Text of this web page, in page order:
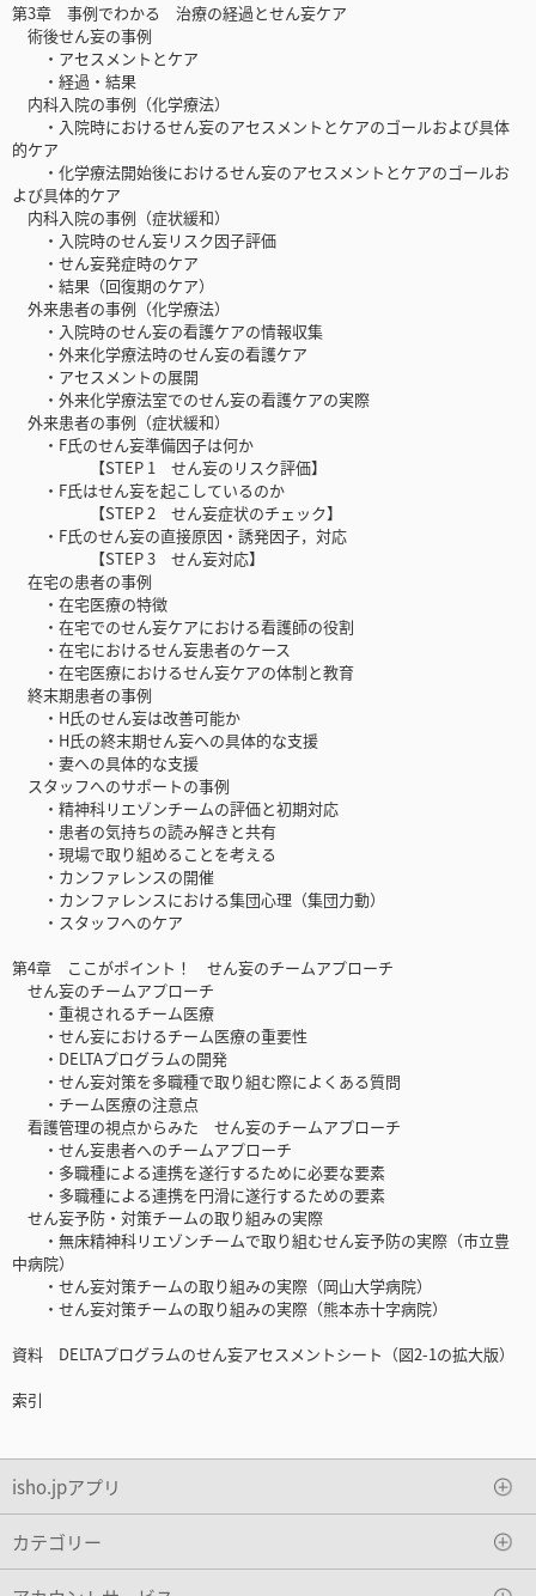
第3章 事例でわかる 治療の経過とせん妄ケア
術後せん妄の事例
・アセスメントとケア
・経過・結果
内科入院の事例（化学療法）
・入院時におけるせん妄のアセスメントとケアのゴールおよび具体
的ケア
・化学療法開始後におけるせん妄のアセスメントとケアのゴールお
よび具体的ケア
内科入院の事例（症状緩和）
・入院時のせん妄リスク因子評価
・せん妄発症時のケア
・結果（回復期のケア）
外来患者の事例（化学療法）
・入院時のせん妄の看護ケアの情報収集
・外来化学療法時のせん妄の看護ケア
・アセスメントの展開
・外来化学療法室でのせん妄の看護ケアの実際
外来患者の事例（症状緩和）
・F氏のせん妄準備因子は何か
【STEP 1 せん妄のリスク評価】
・F氏はせん妄を起こしているのか
【STEP 2 せん妄症状のチェック】
・F氏のせん妄の直接原因・誘発因子，対応
【STEP 3 せん妄対応】
在宅の患者の事例
・在宅医療の特徴
・在宅でのせん妄ケアにおける看護師の役割
・在宅におけるせん妄患者のケース
・在宅医療におけるせん妄ケアの体制と教育
終末期患者の事例
・H氏のせん妄は改善可能か
・H氏の終末期せん妄への具体的な支援
・妻への具体的な支援
スタッフへのサポートの事例
・精神科リエゾンチームの評価と初期対応
・患者の気持ちの読み解きと共有
・現場で取り組めることを考える
・カンファレンスの開催
・カンファレンスにおける集団心理（集団力動）
・スタッフへのケア
第4章 ここがポイント！ せん妄のチームアプローチ
せん妄のチームアプローチ
・重視されるチーム医療
・せん妄におけるチーム医療の重要性
・DELTAプログラムの開発
・せん妄対策を多職種で取り組む際によくある質問
・チーム医療の注意点
看護管理の視点からみた せん妄のチームアプローチ
・せん妄患者へのチームアプローチ
・多職種による連携を遂行するために必要な要素
・多職種による連携を円滑に遂行するための要素
せん妄予防・対策チームの取り組みの実際
・無床精神科リエゾンチームで取り組むせん妄予防の実際（市立豊
中病院）
・せん妄対策チームの取り組みの実際（岡山大学病院）
・せん妄対策チームの取り組みの実際（熊本赤十字病院）
資料 DELTAプログラムのせん妄アセスメントシート（図2-1の拡大版）
索引
isho.jpアプリ
カテゴリー